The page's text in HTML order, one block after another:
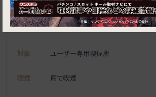
電話
種別 ユーザー専用喫煙所、喫煙可能施設
対象 ユーザー専用喫煙所
喫煙 席で喫煙